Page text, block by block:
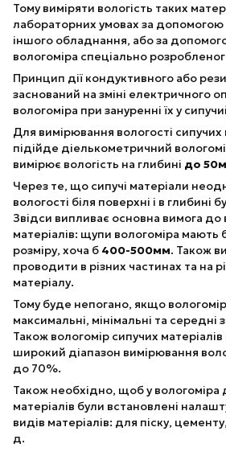
Тому виміряти вологість таких
лабораторних умовах за
іншого обладнання, або за
вологоміра спеціально
Принцип дії кондуктивного або
заснований на зміні електричного
вологоміра при зануренні їх у
Для вимірювання вологості сипучих
підійде діелькометричний
вимірює вологість на глибині до
Через те, що сипучі матеріали
вологості біля поверхні і в глибині
Звідси випливає основна вимога до
матеріалів: щупи вологоміра мають
розміру, хоча б 400-500мм. Також
проводити в різних частинах та на
матеріалу.
Тому буде непогано, якщо
максимальні, мінімальні та середні
Також вологомір сипучих
широкий діапазон вимірювання
до 70%.
Також необхідно, щоб у вологоміра
матеріалів були встановлені
видів матеріалів: для піску,
д.